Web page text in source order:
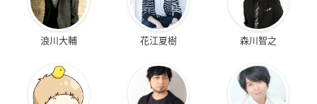
浪川大輔 花江夏樹 森川智之